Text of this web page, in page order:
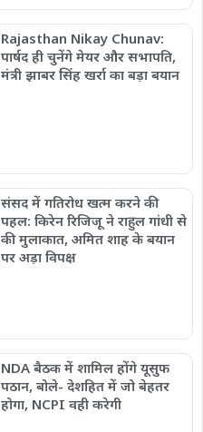
Rajasthan Nikay Chunav:
पार्षद ही चुनेंगे मेयर और सभापति,
मंत्री झाबर सिंह खर्रा का बड़ा बयान
संसद में गतिरोध खत्म करने की
पहल: किरेन रिजिजू ने राहुल गांधी से
की मुलाकात, अमित शाह के बयान
पर अड़ा विपक्ष
NDA बैठक में शामिल होंगे यूसुफ
पठान, बोले- देशहित में जो बेहतर
होगा, NCPI वही करेगी